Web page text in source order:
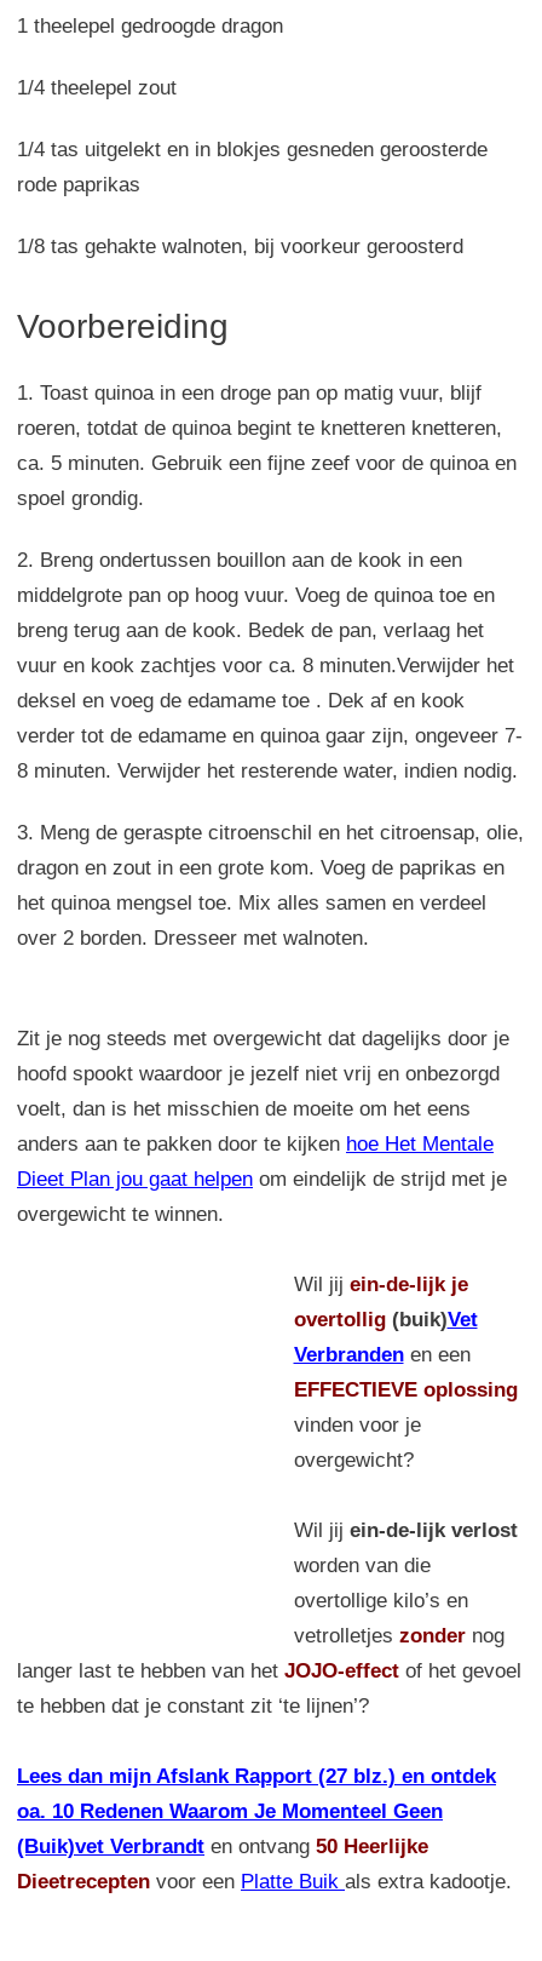
1 theelepel gedroogde dragon
1/4 theelepel zout
1/4 tas uitgelekt en in blokjes gesneden geroosterde
rode paprikas
1/8 tas gehakte walnoten, bij voorkeur geroosterd
Voorbereiding
1. Toast quinoa in een droge pan op matig vuur, blijf
roeren, totdat de quinoa begint te knetteren knetteren,
ca. 5 minuten. Gebruik een fijne zeef voor de quinoa en
spoel grondig.
2. Breng ondertussen bouillon aan de kook in een
middelgrote pan op hoog vuur. Voeg de quinoa toe en
breng terug aan de kook. Bedek de pan, verlaag het
vuur en kook zachtjes voor ca. 8 minuten.Verwijder het
deksel en voeg de edamame toe . Dek af en kook
verder tot de edamame en quinoa gaar zijn, ongeveer 7-
8 minuten. Verwijder het resterende water, indien nodig.
3. Meng de geraspte citroenschil en het citroensap, olie,
dragon en zout in een grote kom. Voeg de paprikas en
het quinoa mengsel toe. Mix alles samen en verdeel
over 2 borden. Dresseer met walnoten.
Zit je nog steeds met overgewicht dat dagelijks door je
hoofd spookt waardoor je jezelf niet vrij en onbezorgd
voelt, dan is het misschien de moeite om het eens
anders aan te pakken door te kijken hoe Het Mentale
Dieet Plan jou gaat helpen om eindelijk de strijd met je
overgewicht te winnen.
Wil jij ein-de-lijk je
overtollig(buik)Vet
Verbranden en een
EFFECTIEVE oplossing
vinden voor je
overgewicht?
Wil jij ein-de-lijk verlost
worden van die
overtollige kilo’s en
vetrolletjes zondernog
langer last te hebben van het JOJO-effect of het gevoel
te hebben dat je constant zit ‘te lijnen’?
Lees dan mijn Afslank Rapport (27 blz.) en ontdek
oa. 10 Redenen Waarom Je Momenteel Geen
(Buik)vet Verbrandt en ontvang 50 Heerlijke
Dieetrecepten voor een Platte Buik als extra kadootje.